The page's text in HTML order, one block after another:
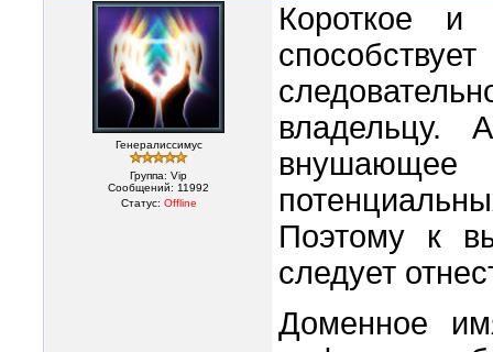
Генералиссимус
Группа: Vip
Сообщений: 11992
Статус: Offline
Короткое и
владельцу.
Поэтому к
следует
Доменное